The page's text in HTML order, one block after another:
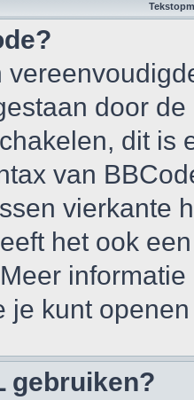
door
dit is
van
vierkante
het ook
je kunt
gebruiken?